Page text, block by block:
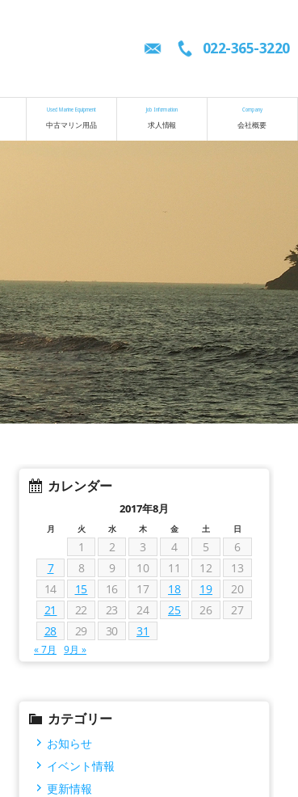
022-365-3220
Used Marine Equipment
中古マリン用品
Job Information
求人情報
Company
会社概要
カレンダー
2017年8月
月 火 水 木 金 土 日
1 2 3 4 5
6
7
8 9 10 11 12
13
14
15 16 17 18 19
20
21
22 23 24 25 26
27
28
29 30 31
« 7月 9月 »
カテゴリー
お知らせ
イベント情報
更新情報